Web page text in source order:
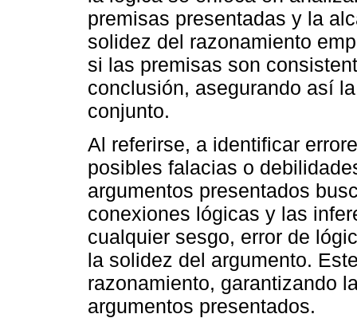
premisas presentadas y la
solidez del razonamiento
si las premisas son
conclusión, asegurando así
conjunto.
Al referirse, a identificar
posibles falacias o
argumentos presentados
conexiones lógicas y las
cualquier sesgo, error de
la solidez del argumento.
razonamiento, garantizando
argumentos presentados.